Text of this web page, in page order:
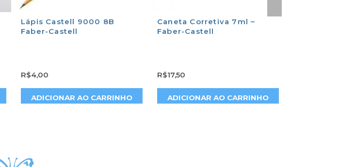
Lápis Castell 9000 8B
Faber-Castell
R$4,00
ADICIONAR AO CARRINHO
Caneta Corretiva 7ml –
Faber-Castell
R$17,50
ADICIONAR AO CARRINHO